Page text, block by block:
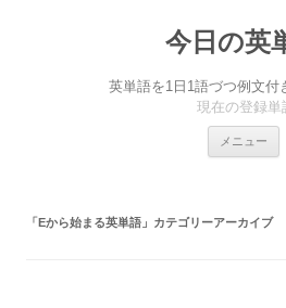
今日の英
英単語を1日1語づつ例文付
現在の登録単
メニュー
「Eから始まる英単語 」カテゴリーアーカイブ